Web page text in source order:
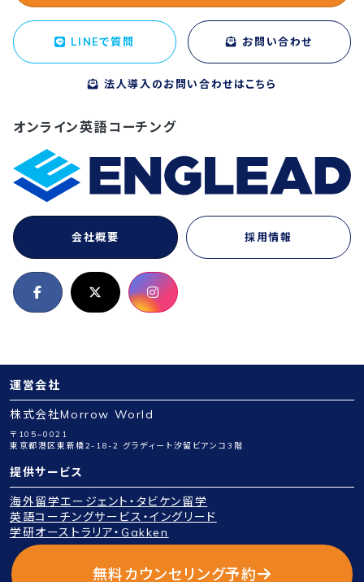
LINEで質問 お問い合わせ
法人導入のお問い合わせはこちら
オンライン英語コーチング
会社概要 採用情報
運営会社
株式会社Morrow World
〒105−0021
東京都港区東新橋2-18-2 グラディート汐留ビアンコ3階
提供サービス
海外留学エージェント・タビケン留学
英語コーチングサービス・イングリード
学研オーストラリア・Gakken
Copyright © 2026 Morrow World Inc. All Rights Reserved.
無料カウンセリング予約